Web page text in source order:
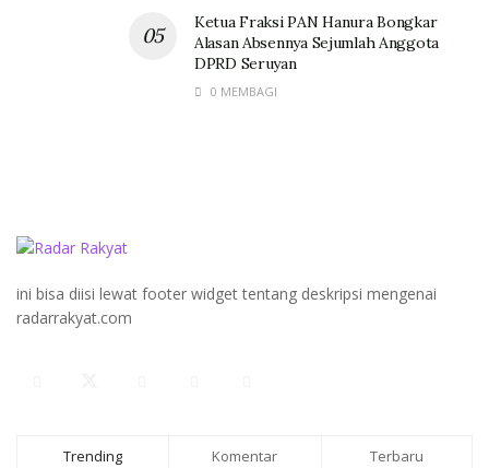
Ketua Fraksi PAN Hanura Bongkar
Alasan Absennya Sejumlah Anggota
DPRD Seruyan
0 MEMBAGI
ini bisa diisi lewat footer widget tentang deskripsi mengenai
radarrakyat.com
Trending Komentar Terbaru